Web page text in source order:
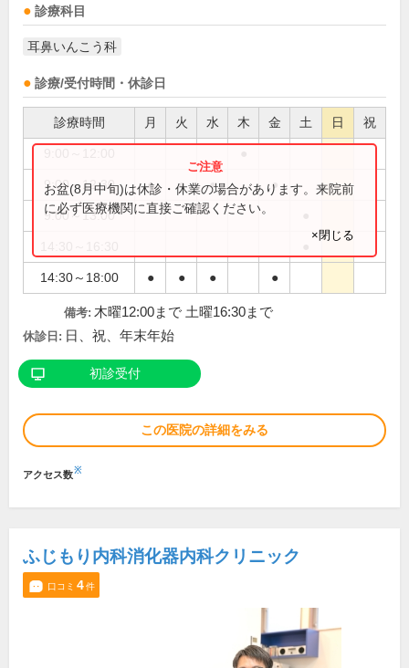
診療科目
耳鼻いんこう科
診療/受付時間・休診日
診療時間 月 火 水 木 金 土 日 祝
9:00～12:30 ● ● ● ●
9:00～13:00
14:30～18:00 ● ● ● ●
お盆(8月中旬)は休診・休業の場合があります。来院前
に必ず医療機関に直接ご確認ください。
×閉じる
備考: 木曜12:00まで 土曜16:30まで
休診日: 日、祝、年末年始
初診受付
この医院の詳細をみる
アクセス数※
ふじもり内科消化器内科クリニック
口コミ 4件